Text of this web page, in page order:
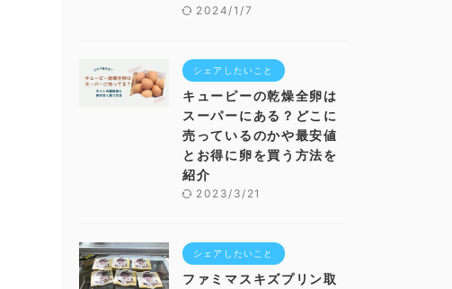
2024/1/7
シェアしたいこと
キューピーの乾燥全卵は
スーパーにある？どこに
売っているのかや最安値
とお得に卵を買う方法を
紹介
2023/3/21
シェアしたいこと
ファミマスキズプリン取